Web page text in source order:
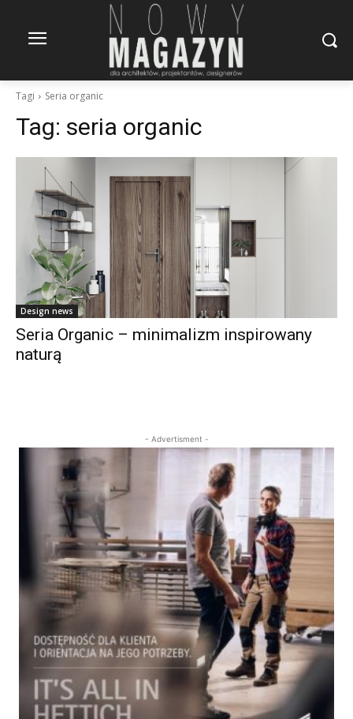
Tagi Seria organic
Tag: seria organic
Design news
Seria Organic – minimalizm inspirowany
naturą
- Advertisment -